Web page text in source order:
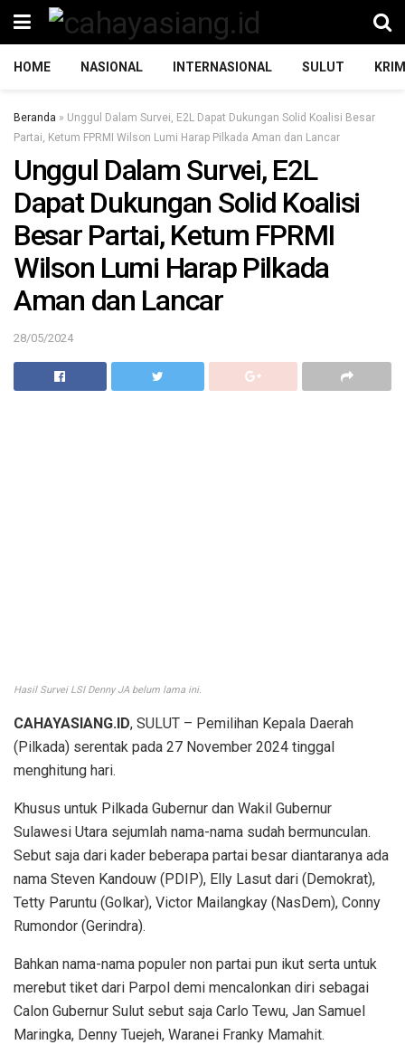
HOME NASIONAL INTERNASIONAL SULUT
Beranda » Unggul Dalam Survei, E2L Dapat Dukungan Solid Koalisi Besar
Partai, Ketum FPRMI Wilson Lumi Harap Pilkada Aman dan Lancar
Unggul Dalam Survei, E2L
Dapat Dukungan Solid Koalisi
Besar Partai, Ketum FPRMI
Wilson Lumi Harap Pilkada
Aman dan Lancar
28/05/2024
Hasil Survei LSI Denny JA belum lama ini.
CAHAYASIANG.ID, SULUT – Pemilihan Kepala Daerah
(Pilkada) serentak pada 27 November 2024 tinggal
menghitung hari.
Khusus untuk Pilkada Gubernur dan Wakil Gubernur
Sulawesi Utara sejumlah nama-nama sudah bermunculan.
Sebut saja dari kader beberapa partai besar diantaranya ada
nama Steven Kandouw (PDIP), Elly Lasut dari (Demokrat),
Tetty Paruntu (Golkar), Victor Mailangkay (NasDem), Conny
Rumondor (Gerindra).
Bahkan nama-nama populer non partai pun ikut serta untuk
merebut tiket dari Parpol demi mencalonkan diri sebagai
Calon Gubernur Sulut sebut saja Carlo Tewu, Jan Samuel
Maringka, Denny Tuejeh, Waranei Franky Mamahit.